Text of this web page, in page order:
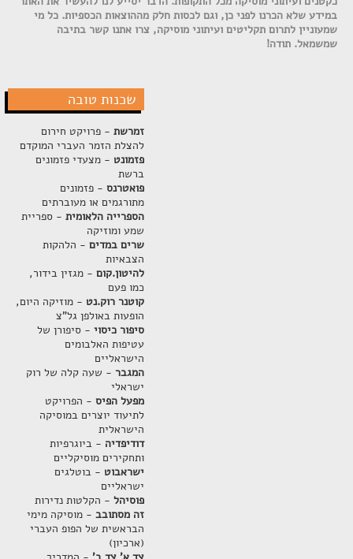
במידע שלא הכרנו לפני כן, וגם לכסות חלק מההוצאות הכספיות. כל מי
שמעוניין לתרום תקליטים ועיתוני מוסיקה, צרו אתנו קשר בתיבה
שמשמאל. תודה!
שכנות טובה
זמרשת- פרויקט חירום
להצלת הזמר העברי המוקדם
פזמונט - מצעדי פזמונים
ברשת
פואטרנס- פזמונים
מתורגמים או מעוברתים
הספרייה הלאומית- ספריית
שמע ומוזיקה
שרים במדים- הלהקות
הצבאיות
להיטון.קום- מגזין בידור,
כמו פעם
קוטנר רוק.נט - מוזיקה היום,
הופעות באולפן גל"צ
סיפור כיסוי- סיפורן של
עטיפות האלבומים
הישראליים
המגבר- שעה קלה של רוק
ישראלי
מפעל הפיס- הפרויקט
לתיעוד יוצרים במוסיקה
הישראלית
דודיפדיה - ביוגרפיות
ותחקירים מוסיקליים
ישראבוט - בוטלגים
ישראליים
פוסיהל- הקלטות נדירות
זה מסתובב- מוסיקה מימי
הבראשית של הפופ העברי
(ארכיון)